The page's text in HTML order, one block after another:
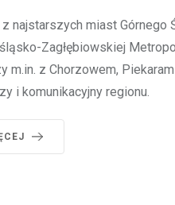
z najstarszych miast
Zagłębiowskiej
m.in. z Chorzowem,
i komunikacyjny regionu.